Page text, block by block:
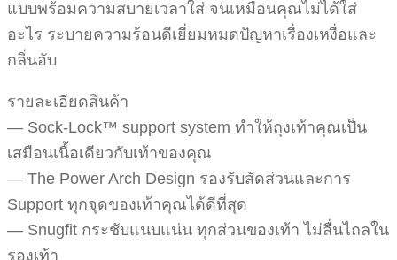
แบบพร้อมความสบายเวลาใส่ จนเหมือนคุณไม่ได้ใส่
อะไร ระบายความร้อนดีเยี่ยมหมดปัญหาเรื่องเหงื่อและ
กลิ่นอับ
รายละเอียดสินค้า
— Sock-Lock™ support system ทำให้ถุงเท้าคุณเป็น
เสมือนเนื้อเดียวกับเท้าของคุณ
— The Power Arch Design รองรับสัดส่วนและการ
Support ทุกจุดของเท้าคุณได้ดีที่สุด
— Snugfit กระชับแนบแน่น ทุกส่วนของเท้า ไม่ลื่นไถลใน
รองเท้า